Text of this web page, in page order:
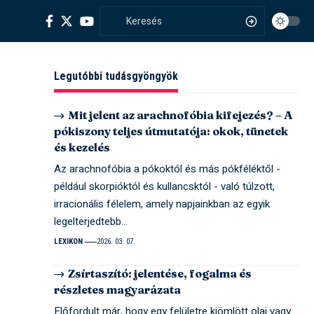
Legutóbbi tudásgyöngyök
Mit jelent az arachnofóbia kifejezés? – A
pókiszony teljes útmutatója: okok, tünetek
és kezelés
Az arachnofóbia a pókoktól és más pókféléktől -
például skorpióktól és kullancsktól - való túlzott,
irracionális félelem, amely napjainkban az egyik
legelterjedtebb…
LEXIKON 2026. 03. 07.
Zsírtaszító: jelentése, fogalma és
részletes magyarázata